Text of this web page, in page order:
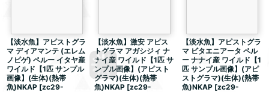
【淡水魚】アピストグラ
マ ディアマンテ (エレム
ノピゲ) ペルー イタヤ産
ワイルド【1匹 サンプル
画像】(生体)(熱帯
魚)NKAP [zc29-
【淡水魚】激安 アピス
トグラマ アガシジィ ナ
ナイ産 ワイルド【1匹 サ
ンプル画像】(アピスト
グラマ)(生体)(熱帯
魚)NKAP [zc29-
【淡水魚】アピストグラ
マ ビタエニアータ ペル
ー ナナイ産 ワイルド【1
匹 サンプル画像】(アピ
ストグラマ)(生体)(熱帯
魚)NKAP [zc29-